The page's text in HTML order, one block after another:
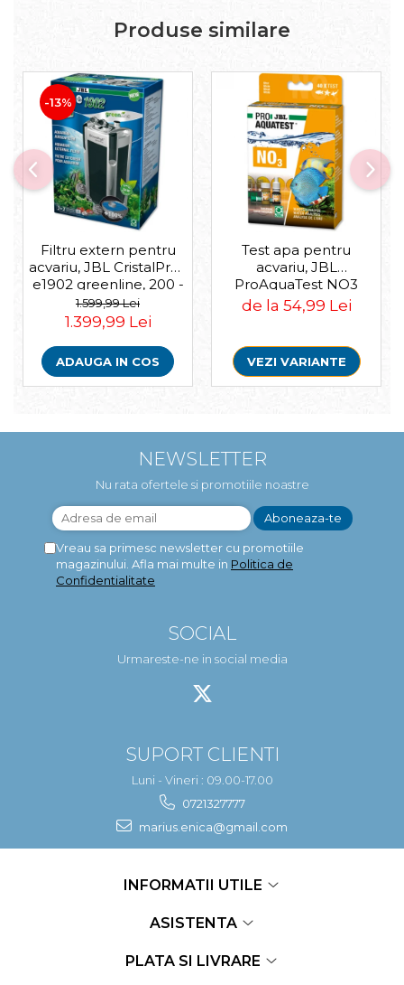
Produse similare
-13%
Filtru extern pentru
acvariu, JBL CristalProfi
e1902 greenline, 200 -
800 L
1.599,99 Lei
1.399,99 Lei
ADAUGA IN COS
Test apa pentru
acvariu, JBL
ProAquaTest NO3
Nitrat, 40 Teste
de la 54,99 Lei
VEZI VARIANTE
NEWSLETTER
Nu rata ofertele si promotiile noastre
Vreau sa primesc newsletter cu promotiile
magazinului. Afla mai multe in Politica de
Confidentialitate
SOCIAL
Urmareste-ne in social media
SUPORT CLIENTI
Luni - Vineri : 09.00-17.00
0721327777
marius.enica@gmail.com
INFORMATII UTILE
ASISTENTA
PLATA SI LIVRARE